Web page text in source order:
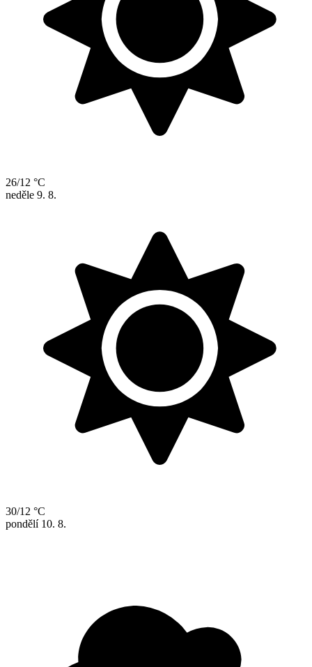
26/12 °C
neděle 9. 8.
30/12 °C
pondělí 10. 8.